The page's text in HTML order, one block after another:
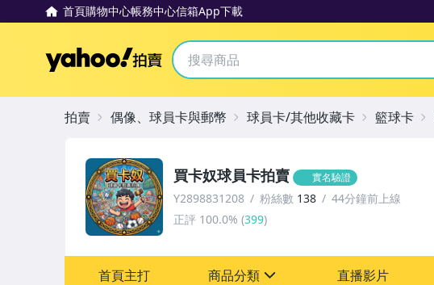
首頁購物中心帳務中心信箱App下載
Yahoo拍賣
買卡奴球員卡拍賣 實名驗證
Y2898831208 粉絲數 138
44分鐘前上線
正評 100.0% (399)
首頁主打 商品分類 直播影片
拍賣 偶像、球員卡與郵幣 球員卡/其他收藏卡 籃球卡